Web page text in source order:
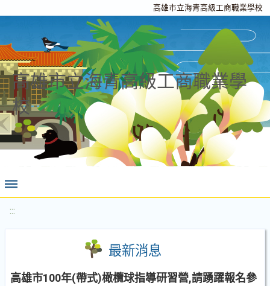
高雄市立海青高級工商職業學校
高雄市立海青高級工商職業學
校
:::
最新消息
高雄市100年(帶式)橄欖球指導研習營,請踴躍報名參